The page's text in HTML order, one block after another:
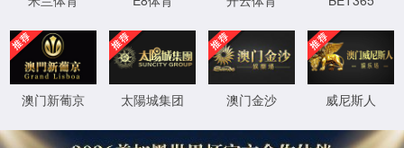
404
抱歉，你访问的